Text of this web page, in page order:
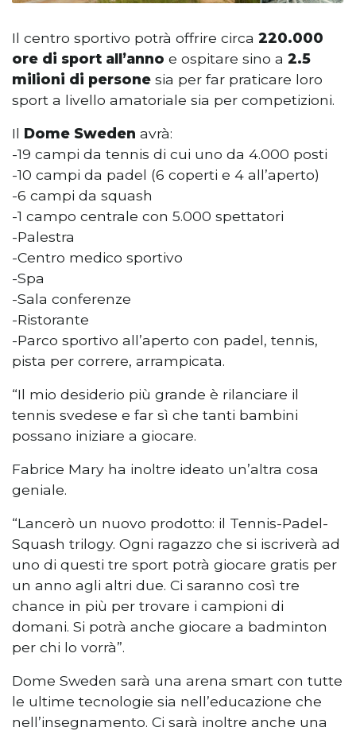
Il centro sportivo potrà offrire circa 220.000
ore di sport all’anno e ospitare sino a 2.5
milioni di persone sia per far praticare loro
sport a livello amatoriale sia per competizioni.
Il Dome Sweden avrà:
-19 campi da tennis di cui uno da 4.000 posti
-10 campi da padel (6 coperti e 4 all’aperto)
-6 campi da squash
-1 campo centrale con 5.000 spettatori
-Palestra
-Centro medico sportivo
-Spa
-Sala conferenze
-Ristorante
-Parco sportivo all’aperto con padel, tennis,
pista per correre, arrampicata.
“Il mio desiderio più grande è rilanciare il
tennis svedese e far sì che tanti bambini
possano iniziare a giocare.
Fabrice Mary ha inoltre ideato un’altra cosa
geniale.
“Lancerò un nuovo prodotto: il Tennis-Padel-
Squash trilogy. Ogni ragazzo che si iscriverà ad
uno di questi tre sport potrà giocare gratis per
un anno agli altri due. Ci saranno così tre
chance in più per trovare i campioni di
domani. Si potrà anche giocare a badminton
per chi lo vorrà”.
Dome Sweden sarà una arena smart con tutte
le ultime tecnologie sia nell’educazione che
nell’insegnamento. Ci sarà inoltre anche una